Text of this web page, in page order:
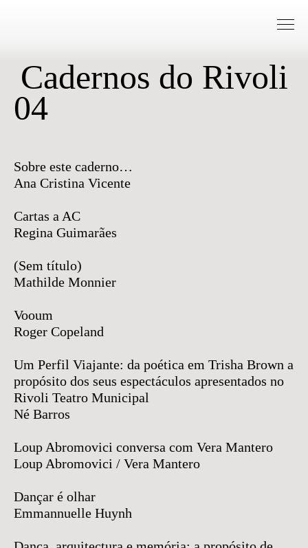
Cadernos do Rivoli
04
Sobre este caderno…
Ana Cristina Vicente
Cartas a AC
Regina Guimarães
(Sem título)
Mathilde Monnier
Vooum
Roger Copeland
Um Perfil Viajante: da poética em Trisha Brown a
propósito dos seus espectáculos apresentados no
Rivoli Teatro Municipal
Né Barros
Loup Abromovici conversa com Vera Mantero
Loup Abromovici / Vera Mantero
Dançar é olhar
Emmannuelle Huynh